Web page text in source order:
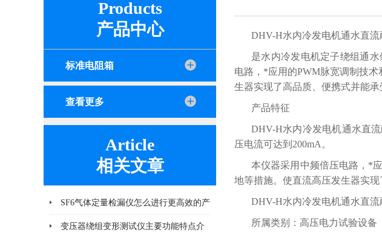
Products
产品中心
标准电阻箱
查看更多
Article
相关文章
SF6气体定量检漏仪怎么进行更高效的产
品检漏?
变压器绕组变形测试仪主要功能特点介
DHV-H水内冷发电机通水直
是水内冷发电机定子绕组通
电路，*应用的PWM脉宽调制技
生器实现了高品质、便携式并能承
产品特征
DHV-H水内冷发电机通水直
压电流可达到200mA。
本仪器采用中频倍压电路，*
地等措施。使直流高压发生器实
DHV-H水内冷发电机通水直流
所属类别：高压电力试验设备